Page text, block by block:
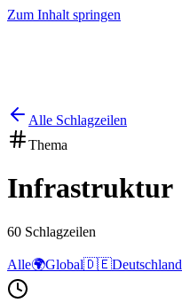
Zum Inhalt springen
Alle Schlagzeilen
Thema
Infrastruktur
60 Schlagzeilen
Alle🌍Global🇩🇪Deutschland